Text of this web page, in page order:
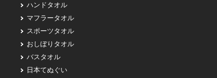
ハンドタオル
マフラータオル
スポーツタオル
おしぼりタオル
バスタオル
日本てぬぐい